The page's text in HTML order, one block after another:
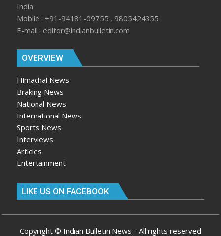
India
Mobile : +91-94181-09755 , 9805424355
E-mail : editor@indianbulletin.com
OVERVIEW
Himachal News
Braking News
National News
International News
Sports News
Interviews
Articles
Entertainment
LIKE US ON FACEBOOK
Copyright © Indian Bulletin News - All rights reserved